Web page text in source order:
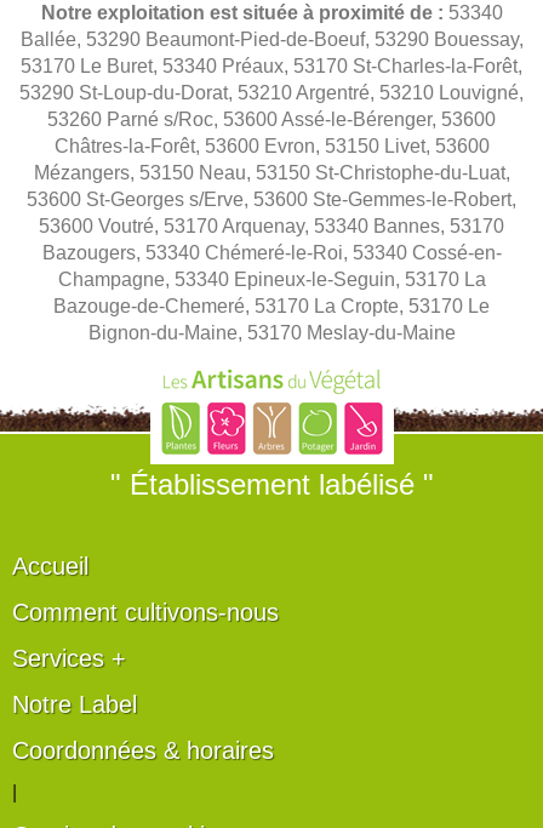
Notre exploitation est située à proximité de : 53340
Ballée, 53290 Beaumont-Pied-de-Boeuf, 53290 Bouessay,
53170 Le Buret, 53340 Préaux, 53170 St-Charles-la-Forêt,
53290 St-Loup-du-Dorat, 53210 Argentré, 53210 Louvigné,
53260 Parné s/Roc, 53600 Assé-le-Bérenger, 53600
Châtres-la-Forêt, 53600 Evron, 53150 Livet, 53600
Mézangers, 53150 Neau, 53150 St-Christophe-du-Luat,
53600 St-Georges s/Erve, 53600 Ste-Gemmes-le-Robert,
53600 Voutré, 53170 Arquenay, 53340 Bannes, 53170
Bazougers, 53340 Chémeré-le-Roi, 53340 Cossé-en-
Champagne, 53340 Epineux-le-Seguin, 53170 La
Bazouge-de-Chemeré, 53170 La Cropte, 53170 Le
Bignon-du-Maine, 53170 Meslay-du-Maine
" Établissement labélisé "
Accueil
Comment cultivons-nous
Services +
Notre Label
Coordonnées & horaires